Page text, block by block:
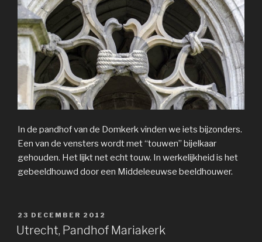
In de pandhof van de Domkerk vinden we iets bijzonders.
Een van de vensters wordt met “touwen” bijelkaar
gehouden. Het lijkt net echt touw. In werkelijkheid is het
gebeeldhouwd door een Middeleeuwse beeldhouwer.
GEPLAATST
OP
23 DECEMBER 2012
Utrecht, Pandhof Mariakerk